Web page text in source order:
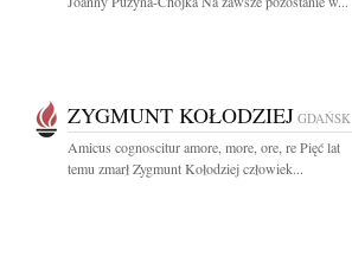
ZYGMUNT KOŁODZIEJ GDAŃSK
Amicus cognoscitur amore, more, ore, re Pięć lat
temu zmarł Zygmunt Kołodziej człowiek...